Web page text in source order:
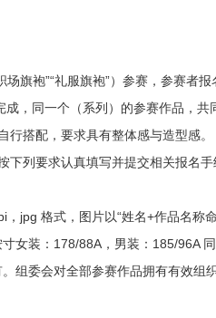
旗袍”“礼服旗袍”）参赛，参赛者报
，同一个（系列）的参赛作品，共
搭配，要求具有整体感与造型感。
列要求认真填写并提交相关报名手
jpg 格式，图片以“姓名+作品名称命
女装：178/88A，男装：185/96A
组委会对全部参赛作品拥有有效组